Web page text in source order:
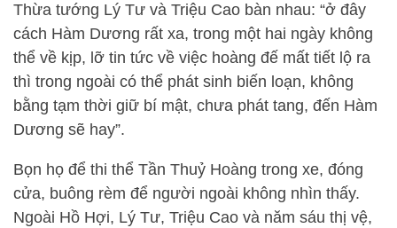
Thừa tướng Lý Tư và Triệu Cao bàn nhau: “ở đây
cách Hàm Dương rất xa, trong một hai ngày không
thể về kịp, lỡ tin tức về việc hoàng đế mất tiết lộ ra
thì trong ngoài có thể phát sinh biến loạn, không
bằng tạm thời giữ bí mật, chưa phát tang, đến Hàm
Dương sẽ hay”.
Bọn họ để thi thể Tần Thuỷ Hoàng trong xe, đóng
cửa, buông rèm để người ngoài không nhìn thấy.
Ngoài Hồ Hợi, Lý Tư, Triệu Cao và năm sáu thị vệ,